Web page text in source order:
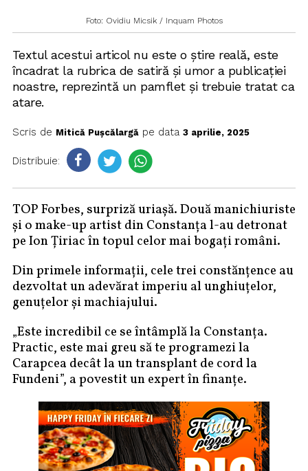
Foto: Ovidiu Micsik / Inquam Photos
Textul acestui articol nu este o știre reală, este
încadrat la rubrica de satiră și umor a publicației
noastre, reprezintă un pamflet și trebuie tratat ca
atare.
Scris de Mitică Pușcălargăpe data 3 aprilie, 2025
Distribuie:
TOP Forbes, surpriză uriașă. Două manichiuriste
și o make-up artist din Constanța l-au detronat
pe Ion Țiriac în topul celor mai bogați români.
Din primele informații, cele trei constănțence au
dezvoltat un adevărat imperiu al unghiuțelor,
genuțelor și machiajului.
„Este incredibil ce se întâmplă la Constanța.
Practic, este mai greu să te programezi la
Carapcea decât la un transplant de cord la
Fundeni”, a povestit un expert în finanțe.